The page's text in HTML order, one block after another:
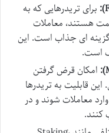
برای تریدرهایی که به
هستند، معاملات
گزینه ای جذاب است. این
است.
امکان قرض گرفتن
قابلیت به تریدرها
معاملات شوند و در